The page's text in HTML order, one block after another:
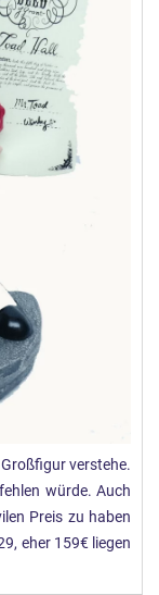
verstehe.
würde. Auch
Preis zu haben
eher 159€ liegen